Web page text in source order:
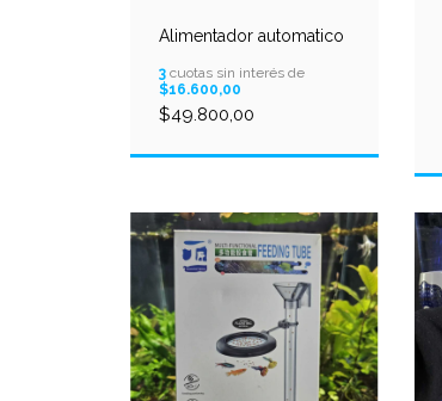
Alimentador automatico
3 cuotas sin interés de
$16.600,00
$49.800,00